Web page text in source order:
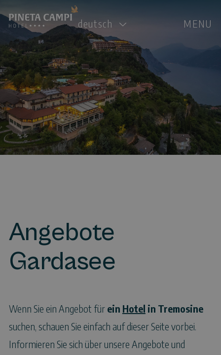
deutsch MENU
Angebote
Gardasee
Wenn Sie ein Angebot für ein Hotel in Tremosine
suchen, schauen Sie einfach auf dieser Seite vorbei.
Informieren Sie sich über unsere Angebote und